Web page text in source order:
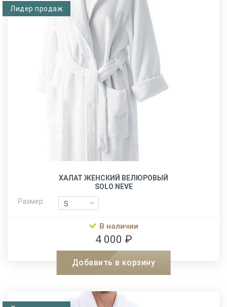
Лидер продаж
ХАЛАТ ЖЕНСКИЙ ВЕЛЮРОВЫЙ
SOLO NEVE
Размер
S
S
В наличии
4 000 ₽
Добавить в корзину